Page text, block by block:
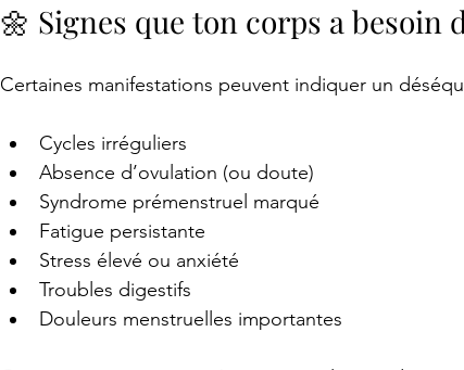
🌼 Signes que ton corps a besoin
Certaines manifestations peuvent indiquer un
Cycles irréguliers
Absence d’ovulation (ou doute)
Syndrome prémenstruel marqué
Fatigue persistante
Stress élevé ou anxiété
Troubles digestifs
Douleurs menstruelles importantes